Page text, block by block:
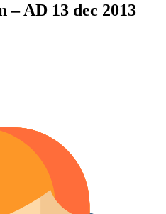
– AD 13 dec 2013